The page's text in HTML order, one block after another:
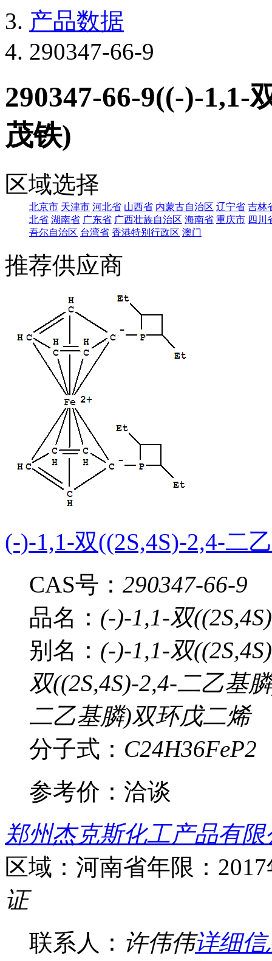
产品数据
290347-66-9
290347-66-9((-)-1,1-
茂铁)
区域选择
北京市 天津市 河北省 山西省 内蒙古自治区 辽宁省 吉林
北省 湖南省 广东省 广西壮族自治区 海南省 重庆市 四川
吾尔自治区 台湾省 香港特别行政区 澳门
推荐供应商
(-)-1,1-双((2S,4S)-2,4-二
CAS号： 290347-66-9
品名： (-)-1,1-双
别名： (-)-1,1-双
双((2S,4S)-2,4-二乙基
二乙基膦)双环戊二烯
分子式： C24H36FeP2
参考价： 洽谈
郑州杰克斯化工产品有限
区域：河南省年限：
证
联系人： 许伟伟详细信